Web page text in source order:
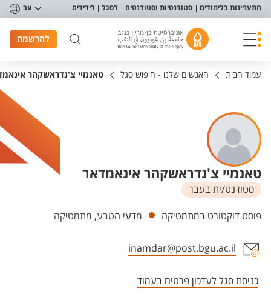
תפריט נגישות
התעניינות בלימודים סטודנטיות וסטודנטים לסגל לידידים עב
להרשמה
עמוד הבית האנשים שלנו - חיפוש סגל טאנמיי צ'נדראשקהר
טאנמיי צ'נדראשקהר אינאמדאר
סטודנט/ית בעבר
יחידות
פוסט דוקטורט במתמטיקה מדעי הטבע, מתמטיקה
inamdar@post.bgu.ac.il
כניסת סגל לעדכון פרטים בעמוד